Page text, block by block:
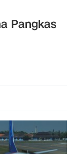
Pangkas